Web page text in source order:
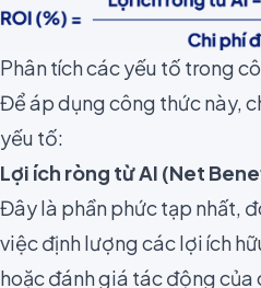
Phân tích các yếu tố trong
Để áp dụng công thức này,
yếu tố:
Lợi ích ròng từ AI (Net
Đây là phần phức tạp nhất,
việc định lượng các lợi ích
hoặc đánh giá tác động của